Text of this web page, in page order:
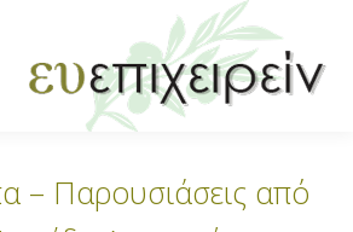
– Παρουσιάσεις από